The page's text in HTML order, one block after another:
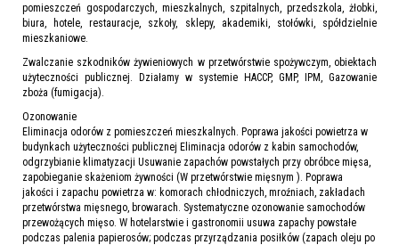
pomieszczeń gospodarczych, mieszkalnych, szpitalnych, przedszkola, żłobki,
biura, hotele, restauracje, szkoły, sklepy, akademiki, stołówki, spółdzielnie
mieszkaniowe.
Zwalczanie szkodników żywieniowych w przetwórstwie spożywczym, obiektach
użyteczności publicznej. Działamy w systemie HACCP, GMP, IPM, Gazowanie
zboża (fumigacja).
Ozonowanie
Eliminacja odorów z pomieszczeń mieszkalnych. Poprawa jakości powietrza w
budynkach użyteczności publicznej Eliminacja odorów z kabin samochodów,
odgrzybianie klimatyzacji Usuwanie zapachów powstałych przy obróbce mięsa,
zapobieganie skażeniom żywności (W przetwórstwie mięsnym ). Poprawa
jakości i zapachu powietrza w: komorach chłodniczych, mroźniach, zakładach
przetwórstwa mięsnego, browarach. Systematyczne ozonowanie samochodów
przewożących mięso. W hotelarstwie i gastronomii usuwa zapachy powstałe
podczas palenia papierosów; podczas przyrządzania posiłków (zapach oleju po